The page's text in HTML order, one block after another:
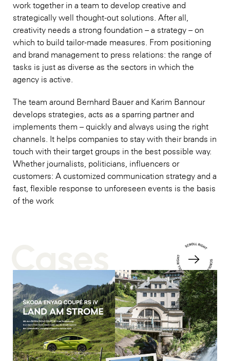
work together in a team to develop creative and
strategically well thought-out solutions. After all,
creativity needs a strong foundation – a strategy – on
which to build tailor-made measures. From positioning
and brand management to press relations: the range of
tasks is just as diverse as the sectors in which the
agency is active.
The team around Bernhard Bauer and Karim Bannour
develops strategies, acts as a sparring partner and
implements them – quickly and always using the right
channels. It helps companies to stay with their brands in
touch with their target groups in the best possible way.
Whether journalists, politicians, influencers or
customers: A customized communication strategy and a
fast, flexible response to unforeseen events is the basis
of the work